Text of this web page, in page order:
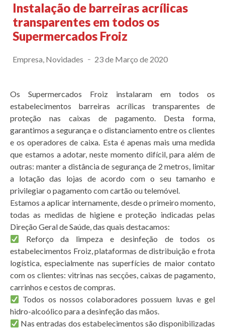
Instalação de barreiras acrílicas
transparentes em todos os
Supermercados Froiz
Empresa, Novidades 23 de Março de 2020
Os Supermercados Froiz instalaram em todos os
estabelecimentos barreiras acrílicas transparentes de
proteção nas caixas de pagamento. Desta forma,
garantimos a segurança e o distanciamento entre os clientes
e os operadores de caixa. Esta é apenas mais uma medida
que estamos a adotar, neste momento difícil, para além de
outras: manter a distância de segurança de 2 metros, limitar
a lotação das lojas de acordo com o seu tamanho e
privilegiar o pagamento comcartão ou telemóvel.
Estamos a aplicar internamente, desde o primeiro momento,
todas as medidas de higiene e proteção indicadas pelas
Direção Geral de Saúde, das quais destacamos:
Reforço da limpeza e desinfeção de todos os
estabelecimentos Froiz, plataformas de distribuição e frota
logística, especialmente nas superfícies de maior contato
com os clientes: vitrinas nas secções, caixas de pagamento,
carrinhos e cestos de compras.
Todos os nossos colaboradores possuem luvas e gel
hidro-alcoólico para a desinfeção das mãos.
Nas entradas dos estabelecimentos são disponibilizadas